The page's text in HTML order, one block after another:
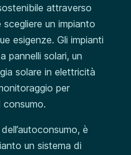
attraverso
un impianto
esigenze. Gli impianti
pannelli solari, un
solare in elettricità
per
è
un sistema di